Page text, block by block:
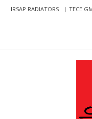
Skip
SkipIRSAP RADIATORS TECE